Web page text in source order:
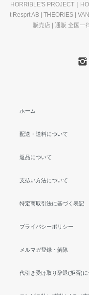
HORRIBLE'S PROJECT｜
t Resprt AB | THEORIES |
販売店 | 通販 全国一
ホーム
配送・送料について
返品について
支払い方法について
特定商取引法に基づく表記
プライバシーポリシー
メルマガ登録・解除
代引き受け取り辞退(拒否)に